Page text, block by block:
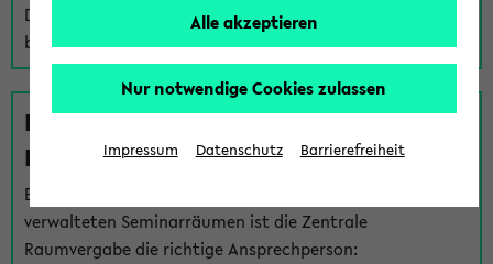
Detailseite zum Teilnahmemanagement der
betreffenden Veranstaltung.
Fragen zu im eKVV verwalteten
Räumen
Bei Fragen zur Vergabe von Hörsälen und vom eKVV
verwalteten Seminarräumen ist die Zentrale
Raumvergabe die richtige Ansprechperson:
Alle akzeptieren
Nur notwendige Cookies zulassen
Impressum Datenschutz Barrierefreiheit